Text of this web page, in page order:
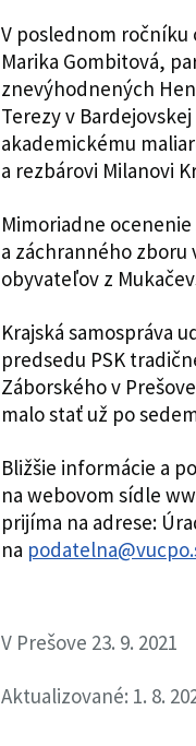
V poslednom ročníku
Marika Gombitová,
znevýhodnených
Terezy v
akademickému
a rezbárovi Milanovi
Mimoriadne
a záchranného zboru
obyvateľov z
Krajská samospráva
predsedu PSK
Záborského v
malo stať už po
Bližšie informácie a
na webovom sídle
prijíma na adrese:
na
V Prešove 23. 9. 2021
Aktualizované: 1. 8.